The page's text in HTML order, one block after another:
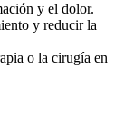
y el dolor.
y reducir la
o la cirugía en